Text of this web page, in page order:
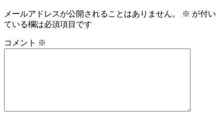
メールアドレスが公開されることはありません。 ※ が付い
ている欄は必須項目です
コメント ※